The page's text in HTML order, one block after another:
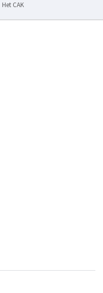
Het CAK